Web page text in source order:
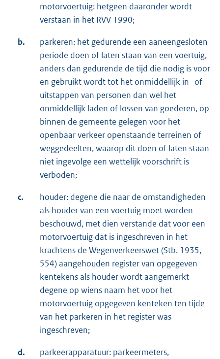
motorvoertuig: hetgeen daaronder wordt
verstaan in het RVV 1990;
b.
parkeren: het gedurende een aaneengesloten
periode doen of laten staan van een voertuig,
anders dan gedurende de tijd die nodig is voor
en gebruikt wordt tot het onmiddellijk in- of
uitstappen van personen dan wel het
onmiddellijk laden of lossen van goederen, op
binnen de gemeente gelegen voor het
openbaar verkeer openstaande terreinen of
weggedeelten, waarop dit doen of laten staan
niet ingevolge een wettelijk voorschrift is
verboden;
c.
houder: degene die naar de omstandigheden
als houder van een voertuig moet worden
beschouwd, met dien verstande dat voor een
motorvoertuig dat is ingeschreven in het
krachtens de Wegenverkeerswet (Stb. 1935,
554) aangehouden register van opgegeven
kentekens als houder wordt aangemerkt
degene op wiens naam het voor het
motorvoertuig opgegeven kenteken ten tijde
van het parkeren in het register was
ingeschreven;
d.
parkeerapparatuur: parkeermeters,